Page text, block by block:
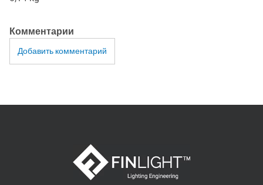
Комментарии
Добавить комментарий